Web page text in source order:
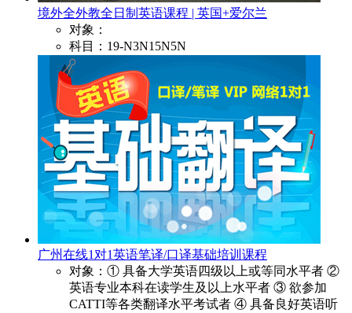
境外全外教全日制英语课程 | 英国+爱尔兰
对象：
科目：19-N3N15N5N
广州在线1对1英语笔译/口译基础培训课程
对象：① 具备大学英语四级以上或等同水平者 ②
英语专业本科在读学生及以上水平者 ③ 欲参加
CATTI等各类翻译水平考试者 ④ 具备良好英语听